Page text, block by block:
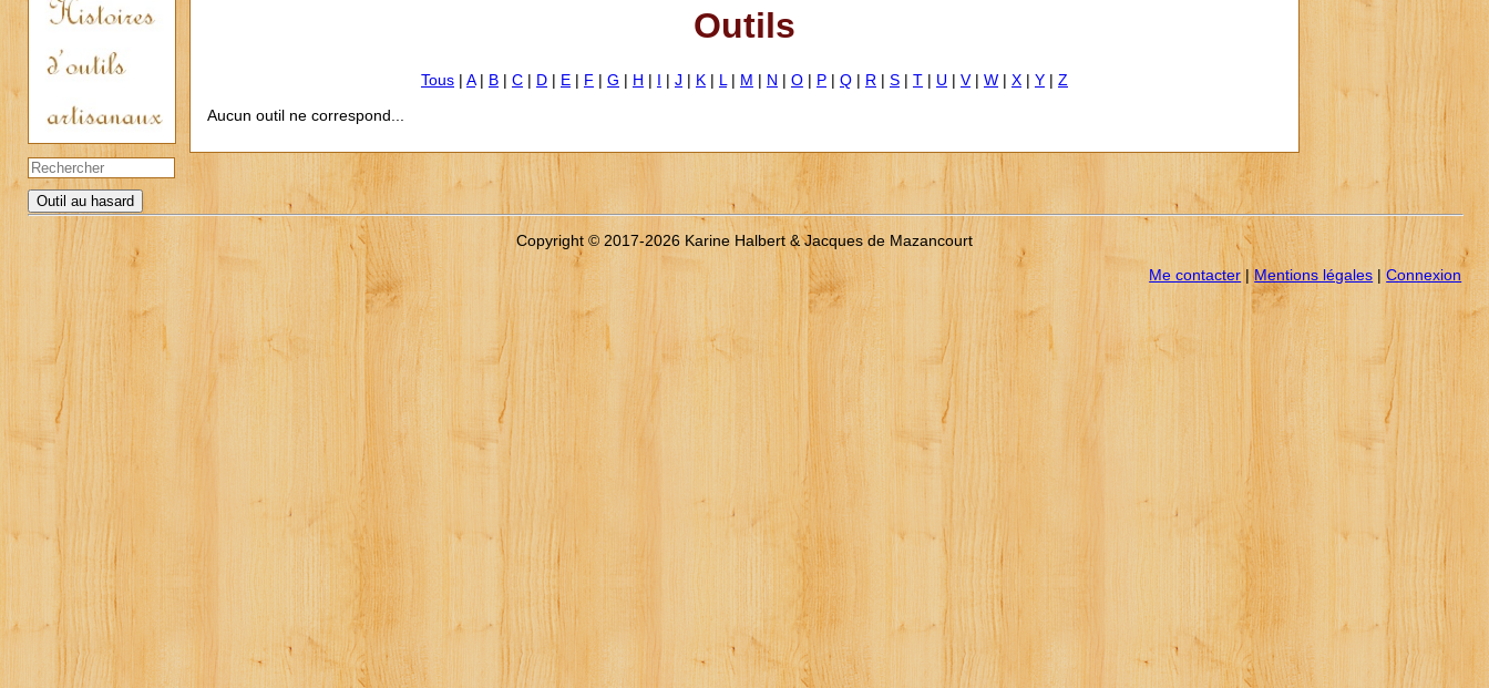
Outils
Tous| A| B| C| D| E| F | G | H | I | J | K| L | M | N | O| P| Q| R | S| T| U | V| W| X| Y| Z
Aucun outil ne correspond...
Copyright © 2017-2026 Karine Halbert & Jacques de Mazancourt
Me contacter|Mentions légales |Connexion